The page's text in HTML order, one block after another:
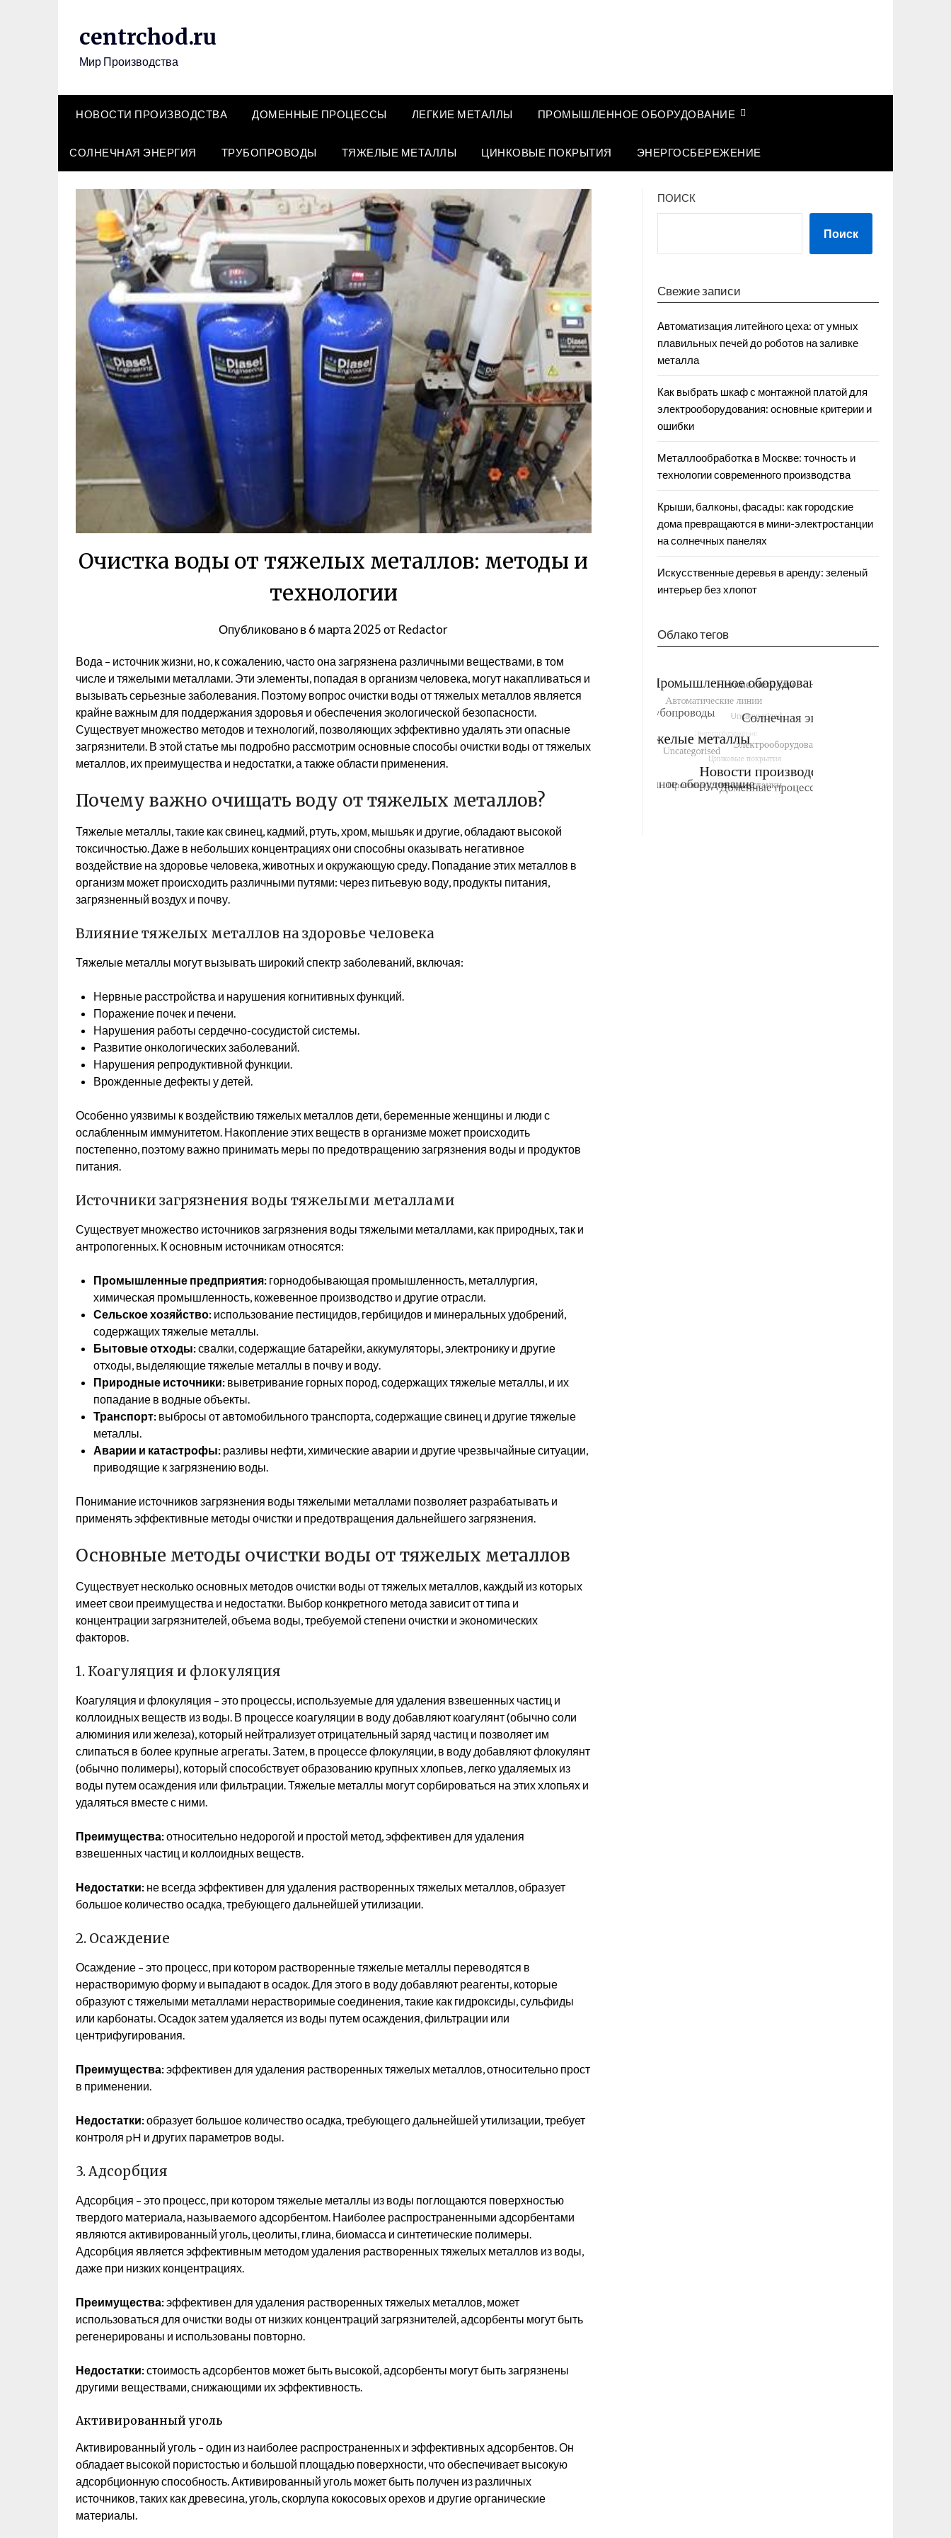
centrchod.ru
Мир Производства
НОВОСТИ ПРОИЗВОДСТВА ДОМЕННЫЕ ПРОЦЕССЫ ЛЕГКИЕ МЕТАЛЛЫ ПРОМЫШЛЕННОЕ ОБОРУДОВАНИЕ
СОЛНЕЧНАЯ ЭНЕРГИЯ ТРУБОПРОВОДЫ ТЯЖЕЛЫЕ МЕТАЛЛЫ ЦИНКОВЫЕ ПОКРЫТИЯ ЭНЕРГОСБЕРЕЖЕНИЕ
Очистка воды от тяжелых металлов: методы и
технологии
Опубликовано в6 марта 2025от Redactor
Вода – источник жизни, но, к сожалению, часто она загрязнена различными веществами, в том
числе и тяжелыми металлами. Эти элементы, попадая в организм человека, могут накапливаться и
вызывать серьезные заболевания. Поэтому вопрос очистки воды от тяжелых металлов является
крайне важным для поддержания здоровья и обеспечения экологической безопасности.
Существует множество методов и технологий, позволяющих эффективно удалять эти опасные
загрязнители. В этой статье мы подробно рассмотрим основные способы очистки воды от тяжелых
металлов, их преимущества и недостатки, а также области применения.
Почему важно очищать воду от тяжелых металлов?
Тяжелые металлы, такие как свинец, кадмий, ртуть, хром, мышьяк и другие, обладают высокой
токсичностью. Даже в небольших концентрациях они способны оказывать негативное
воздействие на здоровье человека, животных и окружающую среду. Попадание этих металлов в
организм может происходить различными путями: через питьевую воду, продукты питания,
загрязненный воздух и почву.
Влияние тяжелых металлов на здоровье человека
Тяжелые металлы могут вызывать широкий спектр заболеваний, включая:
Нервные расстройства и нарушения когнитивных функций.
Поражение почек и печени.
Нарушения работы сердечно-сосудистой системы.
Развитие онкологических заболеваний.
Нарушения репродуктивной функции.
Врожденные дефекты у детей.
Особенно уязвимы к воздействию тяжелых металлов дети, беременные женщины и люди с
ослабленным иммунитетом. Накопление этих веществ в организме может происходить
постепенно, поэтому важно принимать меры по предотвращению загрязнения воды и продуктов
питания.
Источники загрязнения воды тяжелыми металлами
Существует множество источников загрязнения воды тяжелыми металлами, как природных, так и
антропогенных. К основным источникам относятся:
Промышленные предприятия: горнодобывающая промышленность, металлургия,
химическая промышленность, кожевенное производство и другие отрасли.
Сельское хозяйство: использование пестицидов, гербицидов и минеральных удобрений,
содержащих тяжелые металлы.
Бытовые отходы:свалки, содержащие батарейки, аккумуляторы, электронику и другие
отходы, выделяющие тяжелые металлы в почву и воду.
Природные источники: выветривание горных пород, содержащих тяжелые металлы, и их
попадание в водные объекты.
Транспорт: выбросы от автомобильного транспорта, содержащие свинец и другие тяжелые
металлы.
Аварии и катастрофы: разливы нефти, химические аварии и другие чрезвычайные ситуации,
приводящие к загрязнению воды.
Понимание источников загрязнения воды тяжелыми металлами позволяет разрабатывать и
применять эффективные методы очистки и предотвращения дальнейшего загрязнения.
Основные методы очистки воды от тяжелых металлов
Существует несколько основных методов очистки воды от тяжелых металлов, каждый из которых
имеет свои преимущества и недостатки. Выбор конкретного метода зависит от типа и
концентрации загрязнителей, объема воды, требуемой степени очистки и экономических
факторов.
1. Коагуляция и флокуляция
Коагуляция и флокуляция – это процессы, используемые для удаления взвешенных частиц и
коллоидных веществ из воды. В процессе коагуляции в воду добавляют коагулянт (обычно соли
алюминия или железа), который нейтрализует отрицательный заряд частиц и позволяет им
слипаться в более крупные агрегаты. Затем, в процессе флокуляции, в воду добавляют флокулянт
(обычно полимеры), который способствует образованию крупных хлопьев, легко удаляемых из
воды путем осаждения или фильтрации. Тяжелые металлы могут сорбироваться на этих хлопьях и
удаляться вместе с ними.
Преимущества:относительно недорогой и простой метод, эффективен для удаления
взвешенных частиц и коллоидных веществ.
Недостатки: не всегда эффективен для удаления растворенных тяжелых металлов, образует
большое количество осадка, требующего дальнейшей утилизации.
2. Осаждение
Осаждение – это процесс, при котором растворенные тяжелые металлы переводятся в
нерастворимую форму и выпадают в осадок. Для этого в воду добавляют реагенты, которые
образуют с тяжелыми металлами нерастворимые соединения, такие как гидроксиды, сульфиды
или карбонаты. Осадок затем удаляется из воды путем осаждения, фильтрации или
центрифугирования.
Преимущества:эффективен для удаления растворенных тяжелых металлов, относительно прост
в применении.
Недостатки:образует большое количество осадка, требующего дальнейшей утилизации, требует
контроля pH и других параметров воды.
3. Адсорбция
Адсорбция – это процесс, при котором тяжелые металлы из воды поглощаются поверхностью
твердого материала, называемого адсорбентом. Наиболее распространенными адсорбентами
являются активированный уголь, цеолиты, глина, биомасса и синтетические полимеры.
Адсорбция является эффективным методом удаления растворенных тяжелых металлов из воды,
даже при низких концентрациях.
Преимущества:эффективен для удаления растворенных тяжелых металлов, может
использоваться для очистки воды от низких концентраций загрязнителей, адсорбенты могут быть
регенерированы и использованы повторно.
Недостатки:стоимость адсорбентов может быть высокой, адсорбенты могут быть загрязнены
другими веществами, снижающими их эффективность.
Активированный уголь
Активированный уголь – один из наиболее распространенных и эффективных адсорбентов. Он
обладает высокой пористостью и большой площадью поверхности, что обеспечивает высокую
адсорбционную способность. Активированный уголь может быть получен из различных
источников, таких как древесина, уголь, скорлупа кокосовых орехов и другие органические
материалы.
ПОИСК
Поиск
Свежие записи
Автоматизация литейного цеха: от умных
плавильных печей до роботов на заливке
металла
Как выбрать шкаф с монтажной платой для
электрооборудования: основные критерии и
ошибки
Металлообработка в Москве: точность и
технологии современного производства
Крыши, балконы, фасады: как городские
дома превращаются в мини-электростанции
на солнечных панелях
Искусственные деревья в аренду: зеленый
интерьер без хлопот
Облако тегов